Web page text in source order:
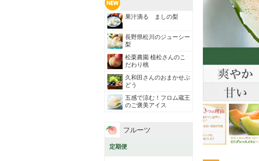
果汁滴る ましの梨
長野県松川のジューシー
梨
松栗農園 植松さんのこ
だわり桃
久和田さんのおまかせぶ
どう
五感で涼む！フロム蔵王
のご褒美アイス
フルーツ
定期便